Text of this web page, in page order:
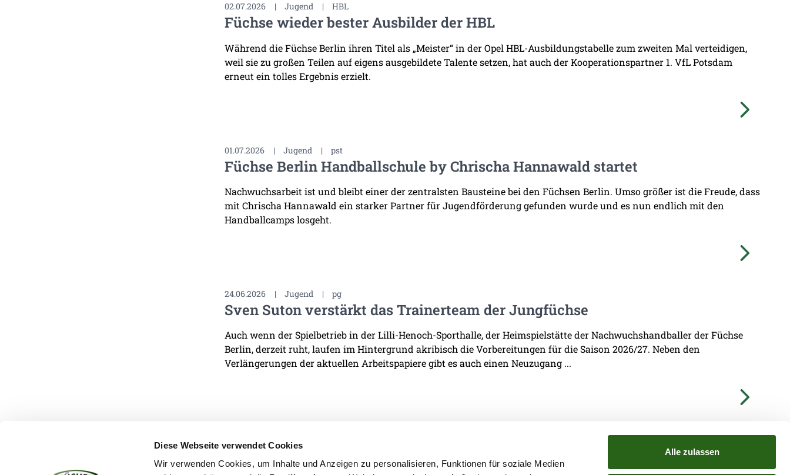
Diese Webseite verwendet Cookies
Wir verwenden Cookies, um Inhalte und Anzeigen zu personalisieren, Funktionen für soziale Medien
Alle zulassen
02.07.2026 | Jugend | HBL
Füchse wieder bester Ausbilder der HBL
Während die Füchse Berlin ihren Titel als „Meister“ in der Opel HBL-Ausbildungstabelle zum zweiten Mal verteidigen,
weil sie zu großen Teilen auf eigens ausgebildete Talente setzen, hat auch der Kooperationspartner 1. VfL Potsdam
erneut ein tolles Ergebnis erzielt.
01.07.2026 | Jugend | pst
Füchse Berlin Handballschule by Chrischa Hannawald startet
Nachwuchsarbeit ist und bleibt einer der zentralsten Bausteine bei den Füchsen Berlin. Umso größer ist die Freude, dass
mit Chrischa Hannawald ein starker Partner für Jugendförderung gefunden wurde und es nun endlich mit den
Handballcamps losgeht.
24.06.2026 | Jugend | pg
Sven Suton verstärkt das Trainerteam der Jungfüchse
Auch wenn der Spielbetrieb in der Lilli-Henoch-Sporthalle, der Heimspielstätte der Nachwuchshandballer der Füchse
Berlin, derzeit ruht, laufen im Hintergrund akribisch die Vorbereitungen für die Saison 2026/27. Neben den
Verlängerungen der aktuellen Arbeitspapiere gibt es auch einen Neuzugang ...